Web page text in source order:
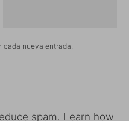
cada nueva entrada.
spam. Learn how